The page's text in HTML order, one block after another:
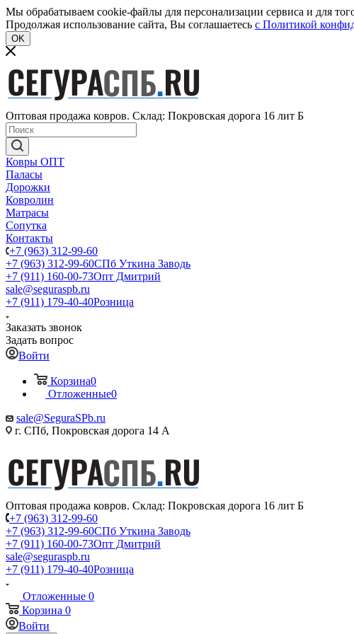
Мы обрабатываем cookie-файлы для персонализации сервиса и для
Продолжая использование сайта, Вы соглашаетесь c Политикой
OK
Оптовая продажа ковров. Склад: Покровская дорога 16 лит Б
Ковры ОПТ
Паласы
Дорожки
Ковролин
Матрасы
Сопутка
Контакты
+7 (963) 312-99-60
+7 (963) 312-99-60СПб Уткина Заводь
+7 (911) 160-00-73Опт Дмитрий
sale@seguraspb.ru
+7 (911) 179-40-40Розница
Заказать звонок
Задать вопрос
Войти
Корзина0
Отложенные0
sale@SeguraSPb.ru
г. СПб, Покровская дорога 14 А
Оптовая продажа ковров. Склад: Покровская дорога 16 лит Б
+7 (963) 312-99-60
+7 (963) 312-99-60СПб Уткина Заводь
+7 (911) 160-00-73Опт Дмитрий
sale@seguraspb.ru
+7 (911) 179-40-40Розница
Отложенные 0
Корзина 0
Войти